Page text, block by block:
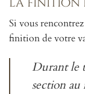
Si vous
finition de votre
Durant le
section au